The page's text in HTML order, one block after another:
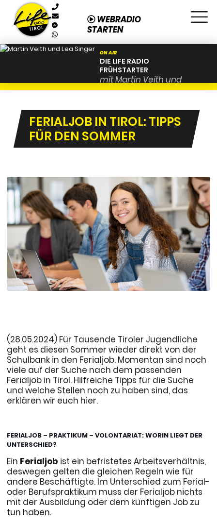
WEBRADIO
STARTEN
ON AIR
DIE LIFE RADIO
FRÜHSTARTER
mit Martin Veith und
Lea Singer von 06:00 bis
FERIALJOB IN TIROL: TIPPS
FÜR DEN SOMMER
(28.05.2024) Für Tausende Tiroler Jugendliche
geht es diesen Sommer wieder direkt von der
Schulbank in den Ferialjob. Momentan sind noch
viele auf der Suche nach dem passenden
Ferialjob in Tirol. Hilfreiche Tipps für die Suche
und welche Stellen noch zu haben sind, das
erklären wir euch hier.
FERIALJOB – PRAKTIKUM – VOLONTARIAT: WORIN LIEGT DER
UNTERSCHIED?
Ein Ferialjob ist ein befristetes Arbeitsverhältnis,
deswegen gelten die gleichen Regeln wie für
andere Beschäftigte. Im Unterschied zum Ferial-
oder Berufspraktikum muss der Ferialjob nichts
mit der Ausbildung oder dem künftigen Job zu
tun haben.